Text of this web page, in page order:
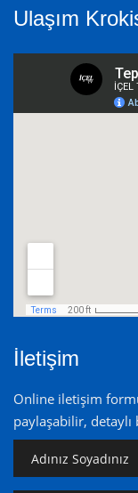
Ulaşım
İletişim
Online iletişim
paylaşabilir,